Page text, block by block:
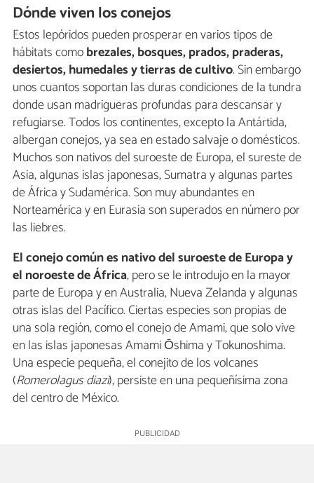
Dónde viven los conejos
Estos lepóridos pueden prosperar en varios tipos de
hábitats comobrezales, bosques, prados, praderas,
desiertos, humedales y tierras de cultivo. Sin embargo
unos cuantos soportan las duras condiciones de la tundra
donde usan madrigueras profundas para descansar y
refugiarse. Todos los continentes, excepto la Antártida,
albergan conejos, ya sea en estado salvaje o domésticos.
Muchos son nativos del suroeste de Europa, el sureste de
Asia, algunas islas japonesas, Sumatra y algunas partes
de África y Sudamérica. Son muy abundantes en
Norteamérica y en Eurasia son superados en número por
las liebres.
El conejo común es nativo del suroeste de Europa y
el noroeste de África, pero se le introdujo en la mayor
parte de Europa y en Australia, Nueva Zelanda y algunas
otras islas del Pacífico. Ciertas especies son propias de
una sola región, como el conejo de Amami, que solo vive
en las islas japonesas Amami Ōshima y Tokunoshima.
Una especie pequeña, el conejito de los volcanes
(Romerolagus diazi), persiste en una pequeñísima zona
del centro de México.